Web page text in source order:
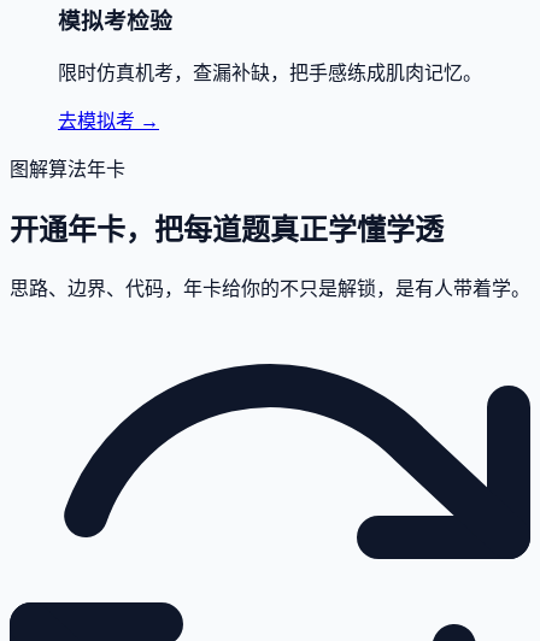
模拟考检验
限时仿真机考，查漏补缺，把手感练成肌肉记忆。
去模拟考 →
图解算法年卡
开通年卡，把每道题真正学懂学透
思路、边界、代码，年卡给你的不只是解锁，是有人带着学。